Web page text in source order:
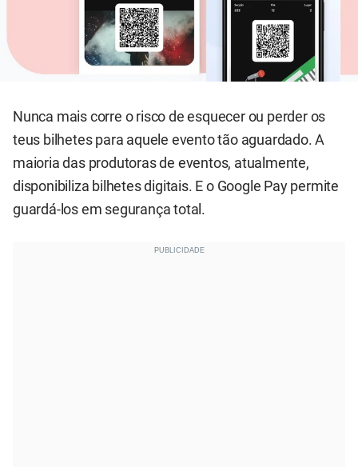
Nunca mais corre o risco de esquecer ou perder os
teus bilhetes para aquele evento tão aguardado. A
maioria das produtoras de eventos, atualmente,
disponibiliza bilhetes digitais. E o Google Pay permite
guardá-los em segurança total.